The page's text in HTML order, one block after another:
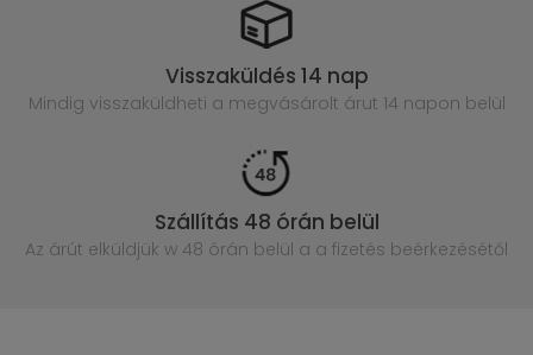
Visszaküldés 14 nap
Mindig visszaküldheti a megvásárolt árut 14 napon belül
Szállítás 48 órán belül
Az árút elküldjük w 48 órán belül a a fizetés beérkezésétől